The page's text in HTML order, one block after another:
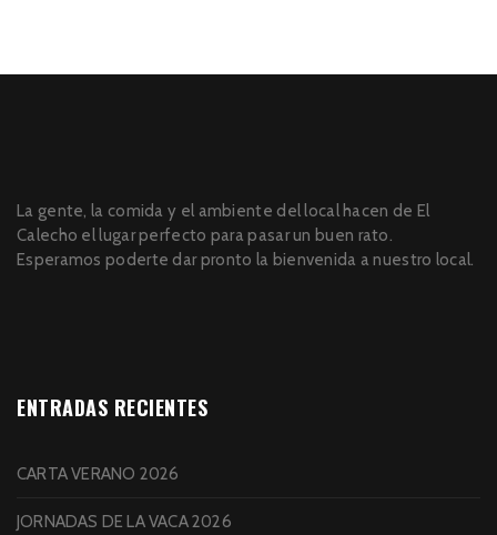
La gente, la comida y el ambiente del local hacen de El
Calecho el lugar perfecto para pasar un buen rato.
Esperamos poderte dar pronto la bienvenida a nuestro local.
ENTRADAS RECIENTES
CARTA VERANO 2026
JORNADAS DE LA VACA 2026